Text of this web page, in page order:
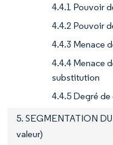
4.4.1 Pouvoir
4.4.2 Pouvoir
4.4.3 Menace
4.4.4 Menace
substitution
4.4.5 Degré
5. SEGMENTATION
valeur)